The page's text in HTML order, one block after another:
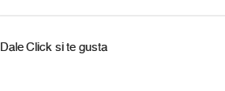
Dale Click si te gusta